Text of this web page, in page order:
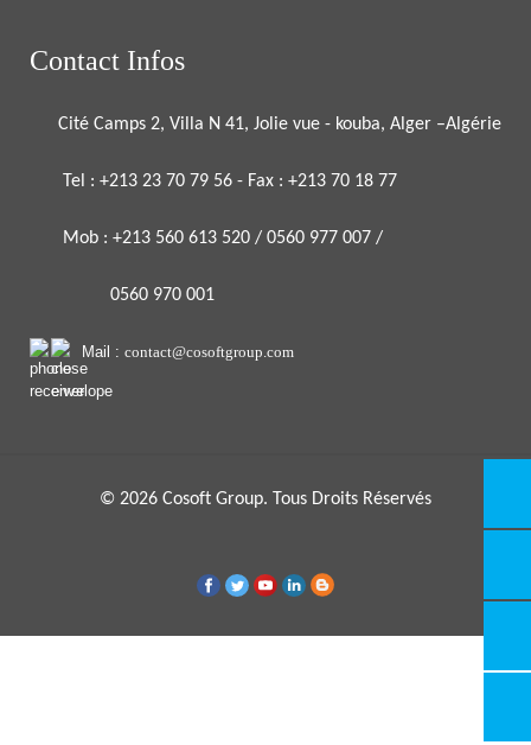
Contact Infos
Cité Camps 2, Villa N 41, Jolie vue - kouba, Alger –Algérie
Tel : +213 23 70 79 56 - Fax : +213 70 18 77
Mob : +213 560 613 520 / 0560 977 007 /
0560 970 001
Mail : contact@cosoftgroup.com
© 2026 Cosoft Group. Tous Droits Réservés